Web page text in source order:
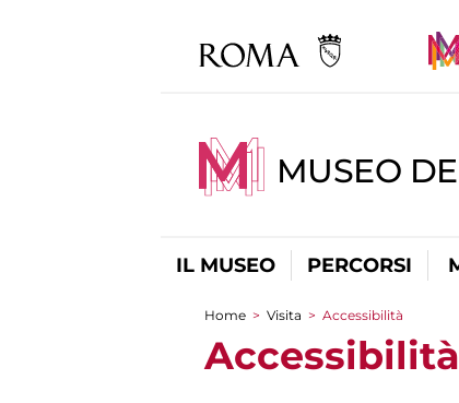
MUSEO
IL MUSEO PERCORSI
Tu sei qui
Home > Visita > Accessibilità
Accessibilità